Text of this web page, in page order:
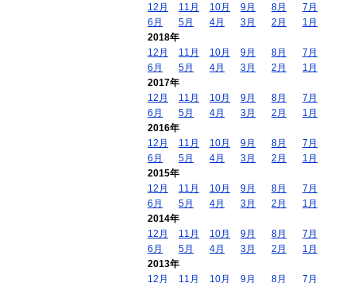
12月
11月 10月 9月 8月
7月
6月
5月 4月 3月 2月
1月
2018年
12月
11月 10月 9月 8月
7月
6月
5月 4月 3月 2月
1月
2017年
12月
11月 10月 9月 8月
7月
6月
5月 4月 3月 2月
1月
2016年
12月
11月 10月 9月 8月
7月
6月
5月 4月 3月 2月
1月
2015年
12月
11月 10月 9月 8月
7月
6月
5月 4月 3月 2月
1月
2014年
12月
11月 10月 9月 8月
7月
6月
5月 4月 3月 2月
1月
2013年
12月
11月 10月 9月 8月 7月